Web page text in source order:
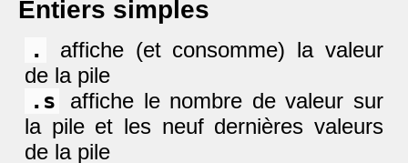
Entiers simples
.
affiche (et consomme) la valeur
de la pile
.s
affiche le nombre de valeur sur
la pile et les neuf dernières valeurs
de la pile